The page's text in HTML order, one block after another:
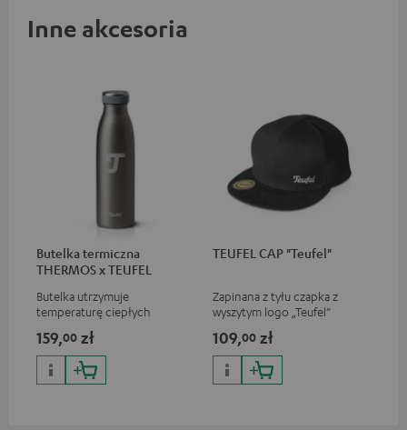
Inne akcesoria
Butelka termiczna
THERMOS x TEUFEL
Butelka utrzymuje
temperaturę ciepłych
napojów aż do 12 godzin i
zimnych napojów aż do 24
godzin
159,00 zł
TEUFEL CAP "Teufel"
Zapinana z tyłu czapka z
wyszytym logo „Teufel”
109,00 zł